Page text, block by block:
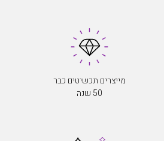
מייצרים תכשיטים כבר
50 שנה